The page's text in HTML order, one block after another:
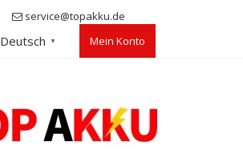
service@topakku.de
Deutsch ▼ Mein Konto